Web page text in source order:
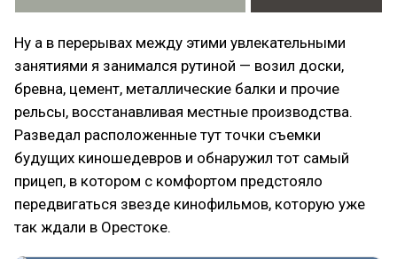
Ну а в перерывах между этими увлекательными
занятиями я занимался рутиной — возил доски,
бревна, цемент, металлические балки и прочие
рельсы, восстанавливая местные производства.
Разведал расположенные тут точки съемки
будущих киношедевров и обнаружил тот самый
прицеп, в котором с комфортом предстояло
передвигаться звезде кинофильмов, которую уже
так ждали в Орестоке.